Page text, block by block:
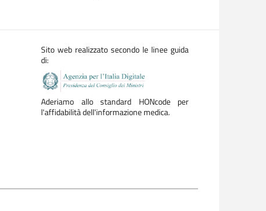
Sito web realizzato secondo le linee guida
di:
Aderiamo allo standard HONcode per
l'affidabilità dell'informazione medica.